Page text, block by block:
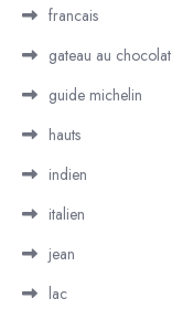
francais
gateau au chocolat
guide michelin
hauts
indien
italien
jean
lac